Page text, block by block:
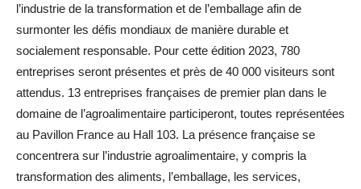
l’industrie de la transformation et de l’emballage afin de
surmonter les défis mondiaux de manière durable et
socialement responsable. Pour cette édition 2023, 780
entreprises seront présentes et près de 40 000 visiteurs sont
attendus. 13 entreprises françaises de premier plan dans le
domaine de l’agroalimentaire participeront, toutes représentées
au Pavillon France au Hall 103. La présence française se
concentrera sur l’industrie agroalimentaire, y compris la
transformation des aliments, l’emballage, les services,